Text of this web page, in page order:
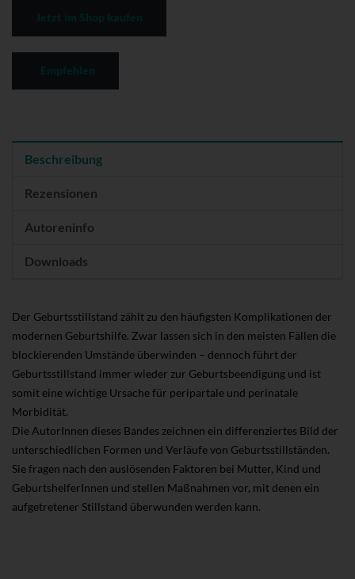
Beschreibung
Rezensionen
Autoreninfo
Downloads
Der Geburtsstillstand zählt zu den häufigsten Komplikationen der
modernen Geburtshilfe. Zwar lassen sich in den meisten Fällen die
blockierenden Umstände überwinden – dennoch führt der
Geburtsstillstand immer wieder zur Geburtsbeendigung und ist
somit eine wichtige Ursache für peripartale und perinatale
Morbidität.
Die AutorInnen dieses Bandes zeichnen ein differenziertes Bild der
unterschiedlichen Formen und Verläufe von Geburtsstillständen.
Sie fragen nach den auslösenden Faktoren bei Mutter, Kind und
GeburtshelferInnen und stellen Maßnahmen vor, mit denen ein
aufgetretener Stillstand überwunden werden kann.